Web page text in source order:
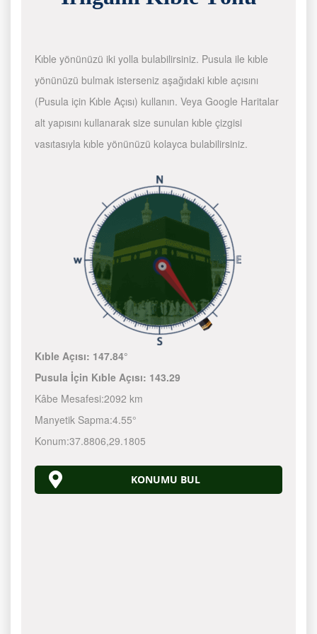
Kıble yönünüzü iki yolla bulabilirsiniz. Pusula ile kıble
yönünüzü bulmak isterseniz aşağıdaki kıble açısını
(Pusula için Kıble Açısı) kullanın. Veya Google Haritalar
alt yapısını kullanarak size sunulan kıble çizgisi
vasıtasıyla kıble yönünüzü kolayca bulabilirsiniz.
Kıble Açısı: 147.84°
Pusula İçin Kıble Açısı: 143.29
Kâbe Mesafesi:2092 km
Manyetik Sapma:4.55°
Konum:37.8806,29.1805
KONUMU BUL